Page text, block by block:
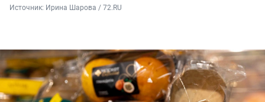
Источник: Ирина Шарова / 72.RU